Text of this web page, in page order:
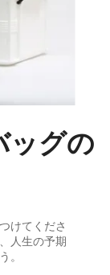
ッグの
けてくださ
人生の予期
。